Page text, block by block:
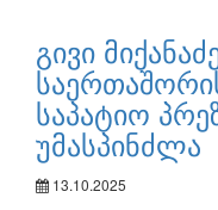
გივი
საპატიო
უმასპინძლა
13.10.2025